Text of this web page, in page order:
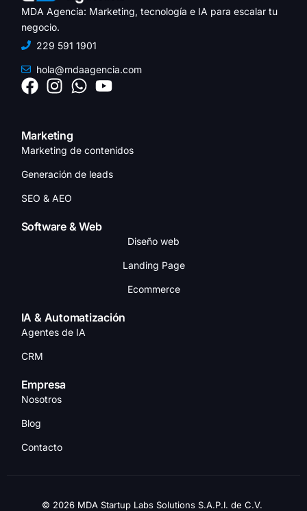
MDA Agencia: Marketing, tecnología e IA para escalar tu
negocio.
229 591 1901
hola@mdaagencia.com
Marketing
Marketing de contenidos
Generación de leads
SEO & AEO
Software & Web
Diseño web
Landing Page
Ecommerce
IA & Automatización
Agentes de IA
CRM
Empresa
Nosotros
Blog
Contacto
© 2026 MDA Startup Labs Solutions S.A.P.I. de C.V.